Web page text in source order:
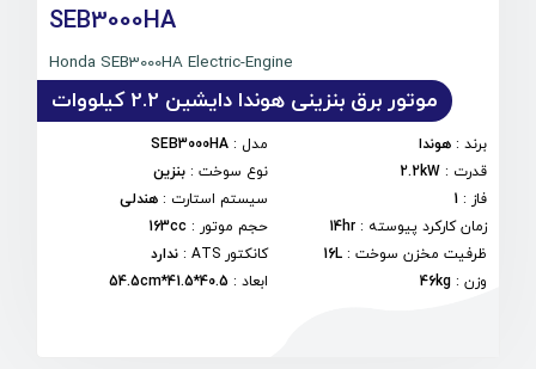
SEB3000HA
Honda SEB3000HA Electric-Engine
موتور برق بنزینی هوندا دایشین 2.2 کیلووات
برند : هوندا مدل :
SEB3000HA
قدرت :
2.2kW نوع سوخت: بنزین
فاز :
1 سیستم استارت : هندلی
زمان کارکرد پیوسته :
14hr حجم موتور :
163cc
ظرفیت مخزن سوخت :
16L کانکتور ATS : ندارد
وزن :
46kg ابعاد:
40.5*41.5*54.5cm